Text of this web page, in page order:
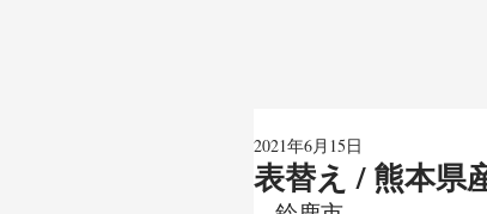
表替え / 熊本県
2021年6月15日